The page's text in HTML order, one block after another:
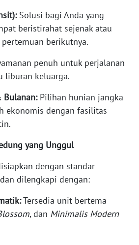
Solusi bagi Anda yang
beristirahat sejenak atau
berikutnya.
penuh untuk perjalanan
liburan keluarga.
Bulanan:Pilihan hunian jangka
ekonomis dengan fasilitas
yang Unggul
dengan standar
dilengkapi dengan:
Tersedia unit bertema
, dan Minimalis Modern